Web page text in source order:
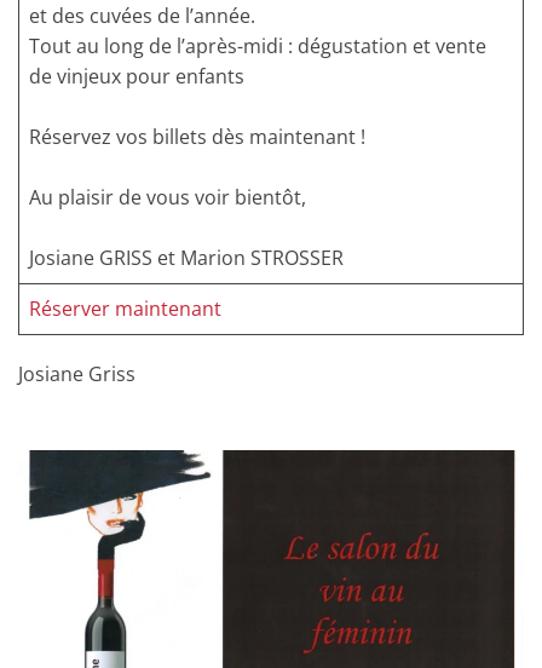
et des cuvées de l’année.
Tout au long de l’après-midi : dégustation et vente
de vinjeux pour enfants
Réservez vos billets dès maintenant !
Au plaisir de vous voir bientôt,
Josiane GRISS et Marion STROSSER
Réserver maintenant
Josiane Griss